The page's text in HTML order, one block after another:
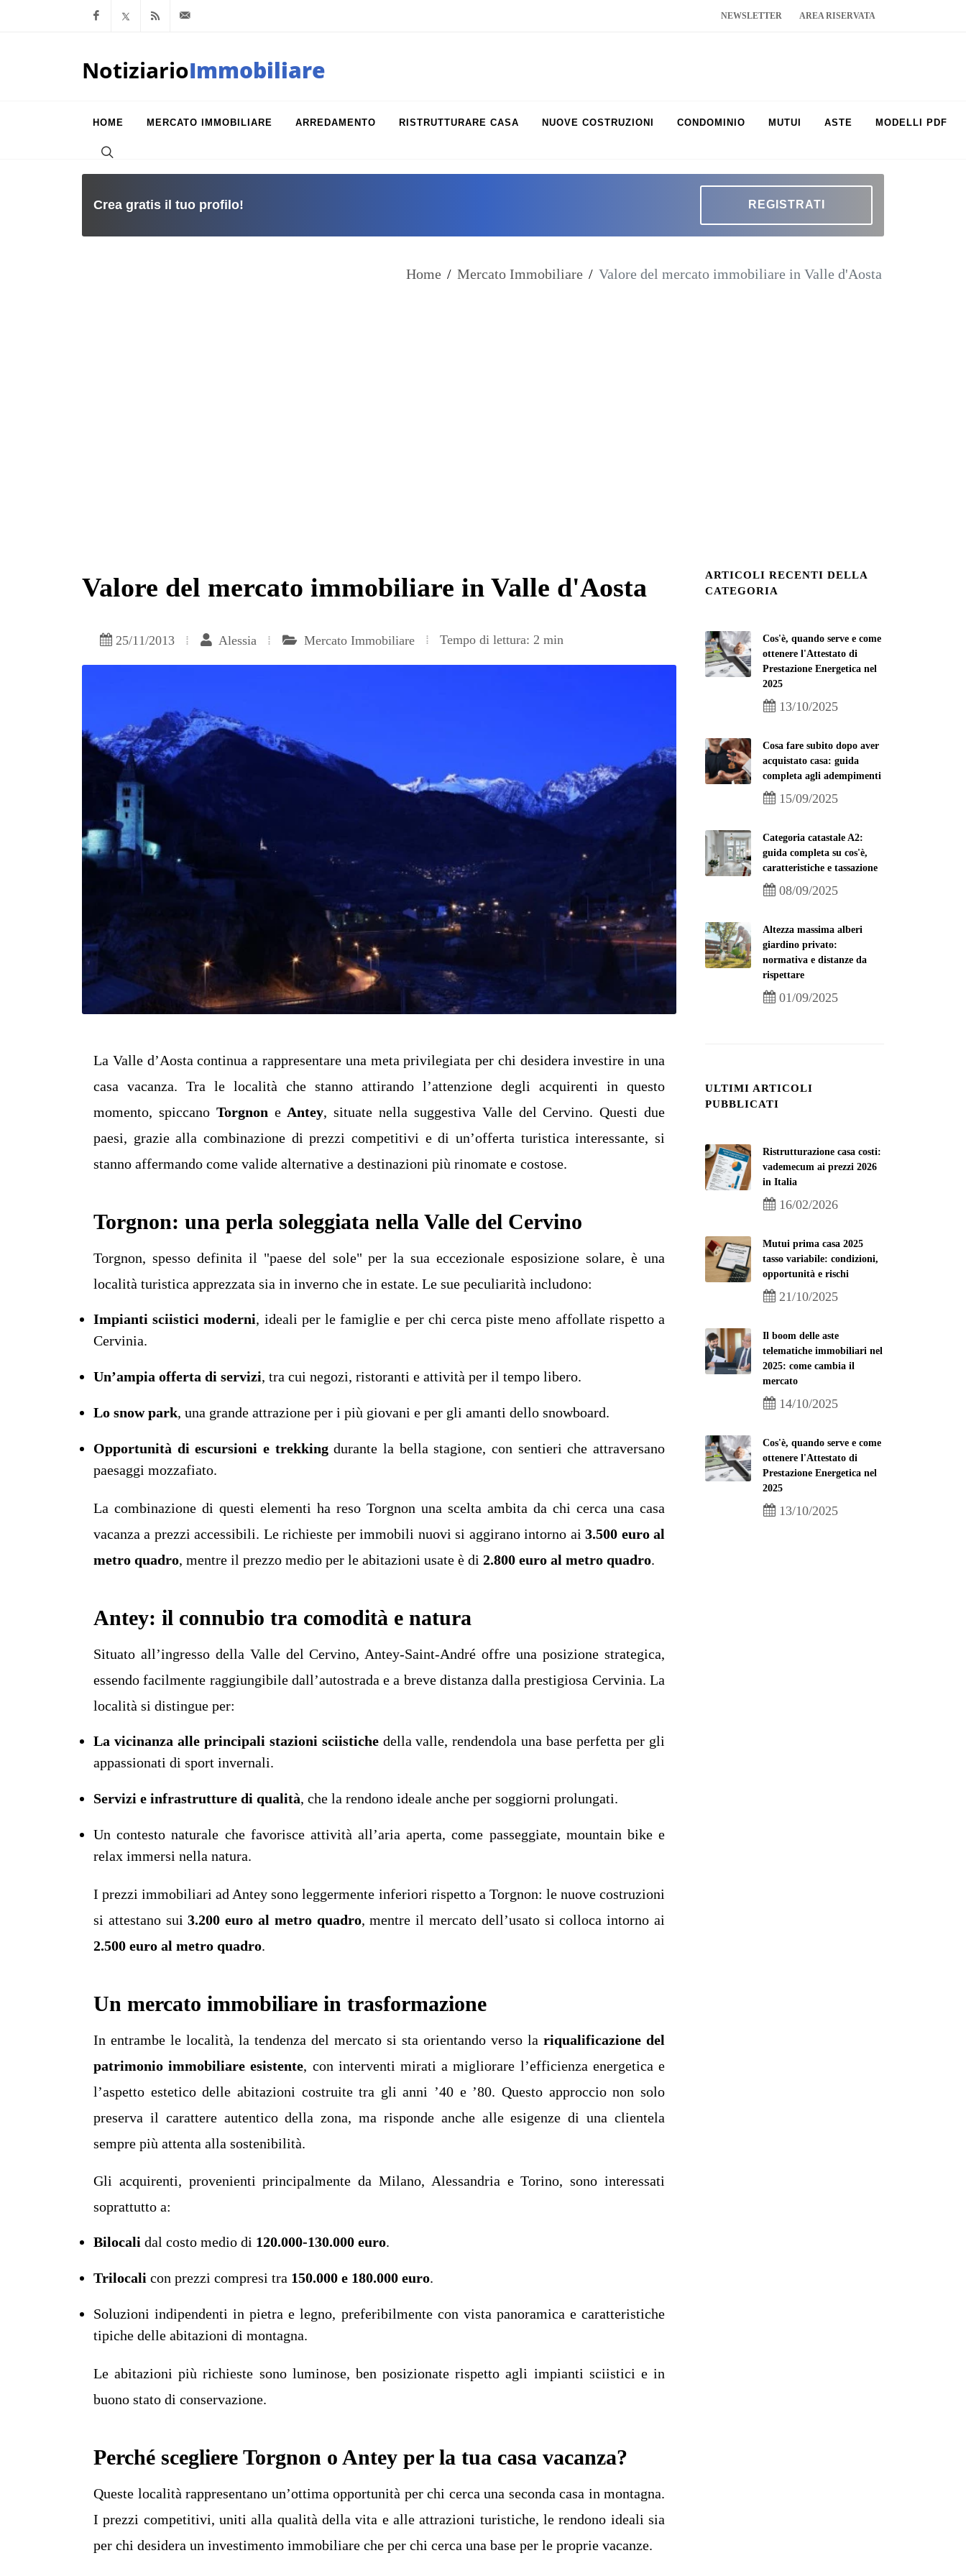
Facebook
x.com Feed RSS NEWSLETTER AREA RISERVATA
NotiziarioImmobiliare
HOME MERCATO IMMOBILIARE ARREDAMENTO RISTRUTTURARE CASA NUOVE COSTRUZIONI CONDOMINIO MUTUI ASTE MODELLI PDF
Crea gratis il tuo profilo! REGISTRATI
Home / Mercato Immobiliare / Valore del mercato immobiliare in Valle d'Aosta
Valore del mercato immobiliare in Valle d'Aosta
25/11/2013 Alessia Mercato Immobiliare Tempo di lettura: 2 min
La Valle d’Aosta continua a rappresentare una meta privilegiata per chi desidera investire in una
casa vacanza. Tra le località che stanno attirando l’attenzione degli acquirenti in questo
momento, spiccano TorgnoneAntey, situate nella suggestiva Valle del Cervino. Questi due
paesi, grazie alla combinazione di prezzi competitivi e di un’offerta turistica interessante, si
stanno affermando come valide alternative a destinazioni più rinomate e costose.
Torgnon: una perla soleggiata nella Valle del Cervino
Torgnon, spesso definita il "paese del sole" per la sua eccezionale esposizione solare, è una
località turistica apprezzata sia in inverno che in estate. Le sue peculiarità includono:
Impianti sciistici moderni, ideali per le famiglie e per chi cerca piste meno affollate rispetto a
Cervinia.
Un’ampia offerta di servizi, tra cui negozi, ristoranti e attività per il tempo libero.
Lo snow park, una grande attrazione per i più giovani e per gli amanti dello snowboard.
Opportunità di escursioni e trekkingdurante la bella stagione, con sentieri che attraversano
paesaggi mozzafiato.
La combinazione di questi elementi ha reso Torgnon una scelta ambita da chi cerca una casa
vacanza a prezzi accessibili. Le richieste per immobili nuovi si aggirano intorno ai3.500 euro al
metro quadro, mentre il prezzo medio per le abitazioni usate è di 2.800 euro al metro quadro.
Antey: il connubio tra comodità e natura
Situato all’ingresso della Valle del Cervino, Antey-Saint-André offre una posizione strategica,
essendo facilmente raggiungibile dall’autostrada e a breve distanza dalla prestigiosa Cervinia. La
località si distingue per:
La vicinanza alle principali stazioni sciistichedella valle, rendendola una base perfetta per gli
appassionati di sport invernali.
Servizi e infrastrutture di qualità, che la rendono ideale anche per soggiorni prolungati.
Un contesto naturale che favorisce attività all’aria aperta, come passeggiate, mountain bike e
relax immersi nella natura.
I prezzi immobiliari ad Antey sono leggermente inferiori rispetto a Torgnon: le nuove costruzioni
si attestano sui3.200 euro al metro quadro, mentre il mercato dell’usato si colloca intorno ai
2.500 euro al metro quadro.
Un mercato immobiliare in trasformazione
In entrambe le località, la tendenza del mercato si sta orientando verso la riqualificazione del
patrimonio immobiliare esistente, con interventi mirati a migliorare l’efficienza energetica e
l’aspetto estetico delle abitazioni costruite tra gli anni ’40 e ’80. Questo approccio non solo
preserva il carattere autentico della zona, ma risponde anche alle esigenze di una clientela
sempre più attenta alla sostenibilità.
Gli acquirenti, provenienti principalmente da Milano, Alessandria e Torino, sono interessati
soprattutto a:
Bilocali dal costo medio di 120.000-130.000 euro.
Trilocali con prezzi compresi tra 150.000 e 180.000 euro.
Soluzioni indipendenti in pietra e legno, preferibilmente con vista panoramica e caratteristiche
tipiche delle abitazioni di montagna.
Le abitazioni più richieste sono luminose, ben posizionate rispetto agli impianti sciistici e in
buono stato di conservazione.
Perché scegliere Torgnon o Antey per la tua casa vacanza?
Queste località rappresentano un’ottima opportunità per chi cerca una seconda casa in montagna.
I prezzi competitivi, uniti alla qualità della vita e alle attrazioni turistiche, le rendono ideali sia
per chi desidera un investimento immobiliare che per chi cerca una base per le proprie vacanze.
ARTICOLI RECENTI DELLA
CATEGORIA
Cos'è, quando serve e come
ottenere l'Attestato di
Prestazione Energetica nel
2025
13/10/2025
Cosa fare subito dopo aver
acquistato casa: guida
completa agli adempimenti
15/09/2025
Categoria catastale A2:
guida completa su cos'è,
caratteristiche e tassazione
08/09/2025
Altezza massima alberi
giardino privato:
normativa e distanze da
rispettare
01/09/2025
ULTIMI ARTICOLI
PUBBLICATI
Ristrutturazione casa costi:
vademecum ai prezzi 2026
in Italia
16/02/2026
Mutui prima casa 2025
tasso variabile: condizioni,
opportunità e rischi
21/10/2025
Il boom delle aste
telematiche immobiliari nel
2025: come cambia il
mercato
14/10/2025
Cos'è, quando serve e come
ottenere l'Attestato di
Prestazione Energetica nel
2025
13/10/2025